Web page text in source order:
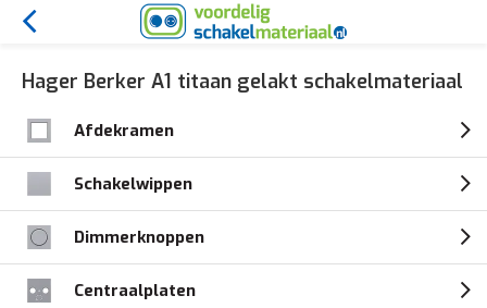
Hager Berker A1 titaan gelakt schakelmateriaal
Afdekramen
Schakelwippen
Dimmerknoppen
Centraalplaten